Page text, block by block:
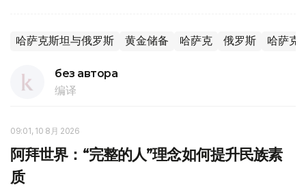
哈萨克斯坦与俄罗斯 黄金储备 哈萨克 俄罗斯 哈萨克
без автора
编译
09:01, 10 8月 2026
阿拜世界：“完整的人”理念如何提升民族素
质